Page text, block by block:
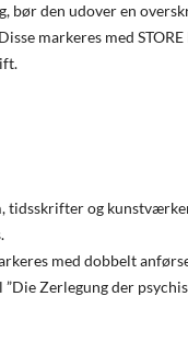
bør den udover en
markeres med STORE
tidsskrifter og
med dobbelt
Zerlegung der